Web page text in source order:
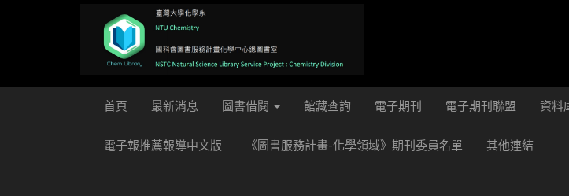
首頁 最新消息 圖書借閱 館藏查詢 電子期刊 電子期刊聯盟 資料
電子報推薦報導中文版 《圖書服務計畫-化學領域》期刊委員名單 其他連結